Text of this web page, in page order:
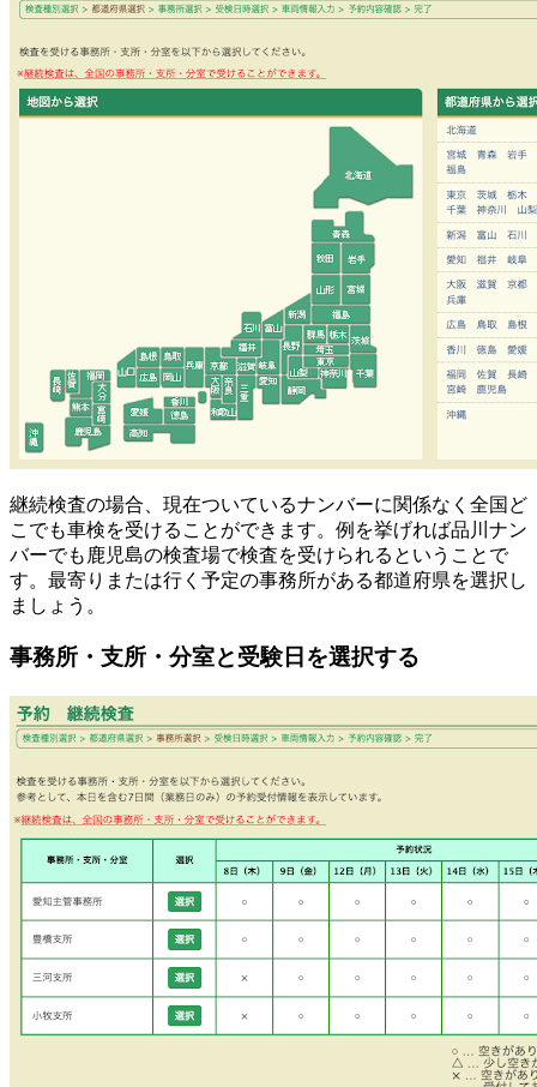
継続検査の場合、現在ついているナンバーに関係なく全国ど
こでも車検を受けることができます。例を挙げれば品川ナン
バーでも鹿児島の検査場で検査を受けられるということで
す。最寄りまたは行く予定の事務所がある都道府県を選択し
ましょう。
事務所・支所・分室と受験日を選択する